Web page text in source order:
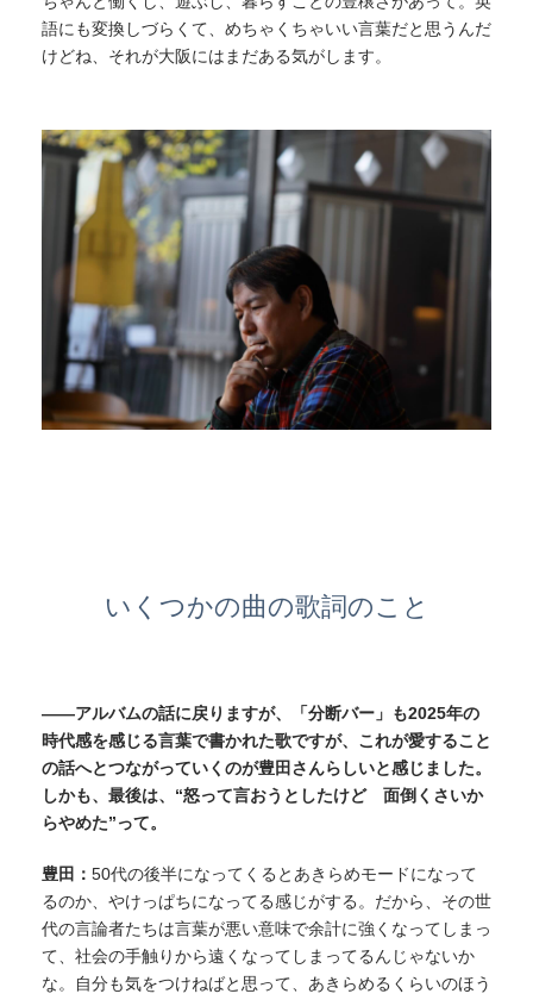
語にも変換しづらくて、めちゃくちゃいい言葉だと思うんだ
けどね、それが大阪にはまだある気がします。
いくつかの曲の歌詞のこと
——アルバムの話に戻りますが、「分断バー」も2025年の
時代感を感じる言葉で書かれた歌ですが、これが愛すること
の話へとつながっていくのが豊田さんらしいと感じました。
しかも、最後は、“怒って言おうとしたけど 面倒くさいか
らやめた”って。
豊田： 50代の後半になってくるとあきらめモードになって
るのか、やけっぱちになってる感じがする。だから、その世
代の言論者たちは言葉が悪い意味で余計に強くなってしまっ
て、社会の手触りから遠くなってしまってるんじゃないか
な。自分も気をつけねばと思って、あきらめるくらいのほう